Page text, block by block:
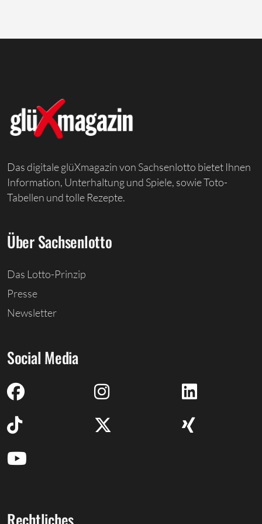
Das digitale glüXmagazin von Sachsenlotto bietet Ihnen
Information, Unterhaltung und Spiele, sowie Toto-
Tabellen und tolle Rezepte.
Über Sachsenlotto
Das Lotto-Prinzip
Presse
Newsletter
Social Media
Rechtliches